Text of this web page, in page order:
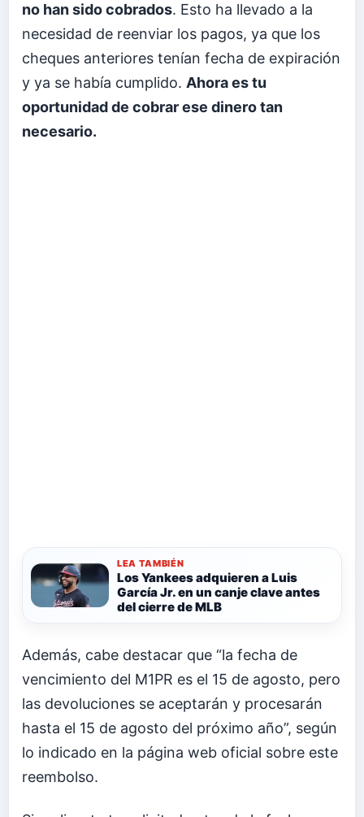
no han sido cobrados. Esto ha llevado a la
necesidad de reenviar los pagos, ya que los
cheques anteriores tenían fecha de expiración
y ya se había cumplido. Ahora es tu
oportunidad de cobrar ese dinero tan
necesario.
LEA TAMBIÉN
Los Yankees adquieren a Luis
García Jr. en un canje clave antes
del cierre de MLB
Además, cabe destacar que “la fecha de
vencimiento del M1PR es el 15 de agosto, pero
las devoluciones se aceptarán y procesarán
hasta el 15 de agosto del próximo año”, según
lo indicado en la página web oficial sobre este
reembolso.